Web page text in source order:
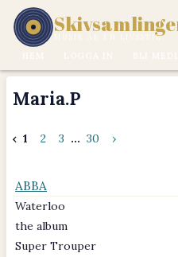
MUSIK ÄR EN LIVSSTIL.
Maria.P
‹ 1 2 3 ... 30 ›
ABBA
Waterloo
the album
Super Trouper